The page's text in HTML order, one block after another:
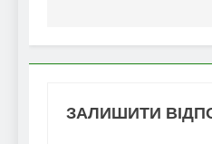
ЗАЛИШИТИ